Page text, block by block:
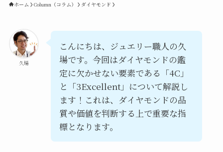
ホーム Column（コラム） ダイヤモンド
久場
こんにちは、ジュエリー職人の久
場です。今回はダイヤモンドの鑑
定に欠かせない要素である「4C」
と「3Excellent」について解説し
ます！これは、ダイヤモンドの品
質や価値を判断する上で重要な指
標となります。